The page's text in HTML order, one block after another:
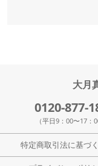
大月
0120-877-
（平日9：00〜17：
特定商取引法に基づ